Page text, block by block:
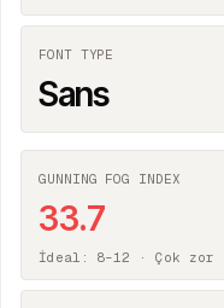
FONT TYPE
Sans
GUNNING FOG INDEX
33.7
İdeal: 8–12 · Çok zor